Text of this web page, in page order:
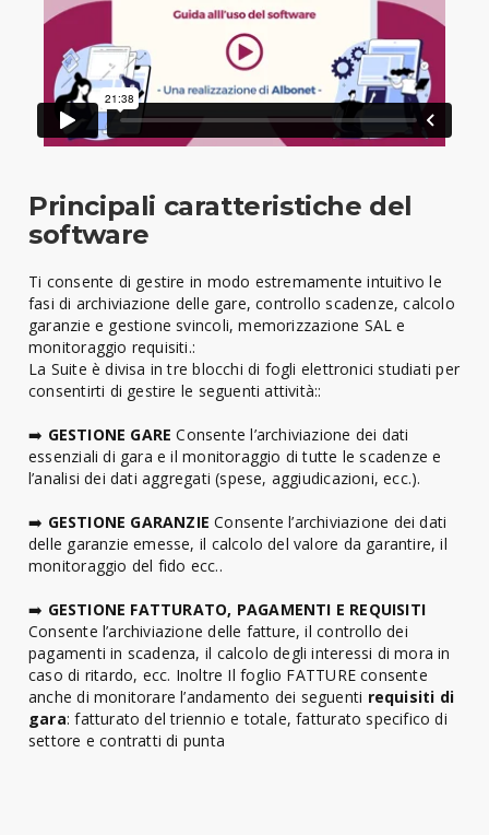
Principali caratteristiche del
software
Ti consente di gestire in modo estremamente intuitivo le
fasi di archiviazione delle gare, controllo scadenze, calcolo
garanzie e gestione svincoli, memorizzazione SAL e
monitoraggio requisiti.:
La Suite è divisa in tre blocchi di fogli elettronici studiati per
consentirti di gestire le seguenti attività::
➡️ GESTIONE GARE Consente l’archiviazione dei dati
essenziali di gara e il monitoraggio di tutte le scadenze e
l’analisi dei dati aggregati (spese, aggiudicazioni, ecc.).
➡️ GESTIONE GARANZIE Consente l’archiviazione dei dati
delle garanzie emesse, il calcolo del valore da garantire, il
monitoraggio del fido ecc..
➡️ GESTIONE FATTURATO, PAGAMENTI E REQUISITI
Consente l’archiviazione delle fatture, il controllo dei
pagamenti in scadenza, il calcolo degli interessi di mora in
caso di ritardo, ecc. Inoltre Il foglio FATTURE consente
anche di monitorare l’andamento dei seguenti requisiti di
gara: fatturato del triennio e totale, fatturato specifico di
settore e contratti di punta